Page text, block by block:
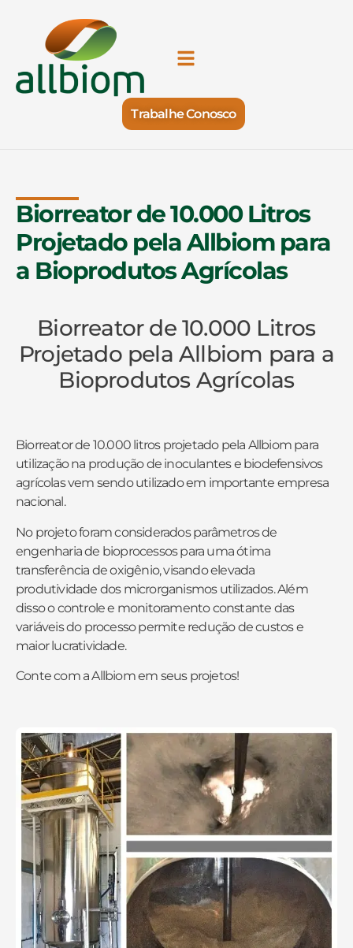
Trabalhe Conosco
Biorreator de 10.000 Litros
Projetado pela Allbiom para
a Bioprodutos Agrícolas
Biorreator de 10.000 Litros
Projetado pela Allbiom para a
Bioprodutos Agrícolas
Biorreator de 10.000 litros projetado pela Allbiom para
utilização na produção de inoculantes e biodefensivos
agrícolas vem sendo utilizado em importante empresa
nacional.
No projeto foram considerados parâmetros de
engenharia de bioprocessos para uma ótima
transferência de oxigênio, visando elevada
produtividade dos microrganismos utilizados. Além
disso o controle e monitoramento constante das
variáveis do processo permite redução de custos e
maior lucratividade.
Conte com a Allbiom em seus projetos!